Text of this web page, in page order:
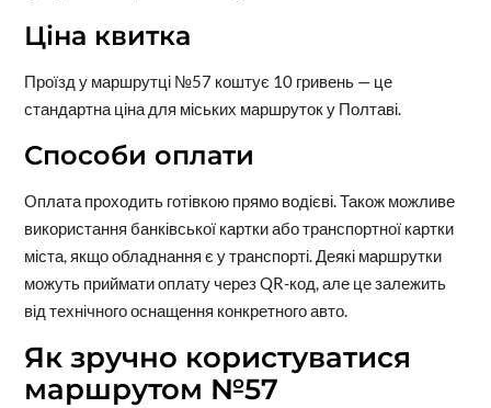
Ціна квитка
Проїзд у маршрутці №57 коштує 10 гривень — це
стандартна ціна для міських маршруток у Полтаві.
Способи оплати
Оплата проходить готівкою прямо водієві. Також можливе
використання банківської картки або транспортної картки
міста, якщо обладнання є у транспорті. Деякі маршрутки
можуть приймати оплату через QR-код, але це залежить
від технічного оснащення конкретного авто.
Як зручно користуватися
маршрутом №57